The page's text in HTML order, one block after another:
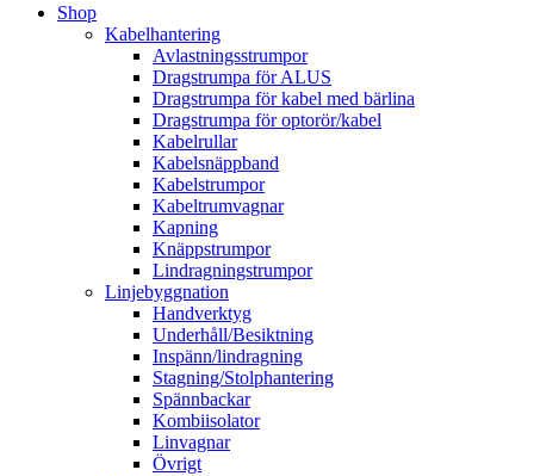
Shop
Kabelhantering
Avlastningsstrumpor
Dragstrumpa för ALUS
Dragstrumpa för kabel med bärlina
Dragstrumpa för optorör/kabel
Kabelrullar
Kabelsnäppband
Kabelstrumpor
Kabeltrumvagnar
Kapning
Knäppstrumpor
Lindragningstrumpor
Linjebyggnation
Handverktyg
Underhåll/Besiktning
Inspänn/lindragning
Stagning/Stolphantering
Spännbackar
Kombiisolator
Linvagnar
Övrigt